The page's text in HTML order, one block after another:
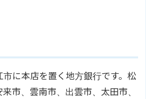
市に本店を置く地方銀行です。松
市、雲南市、出雲市、太田市、